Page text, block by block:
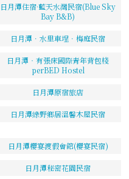
日月潭住宿·藍天水灣民宿(Blue Sky
Bay B&B)
日月潭．水里車埕．梅庭民宿
日月潭‧有張床國際青年背包棧
perBED Hostel
日月潭原宿旅店
日月潭綠野鄉居溫馨木屋民宿
日月潭櫻宴渡假會館(櫻宴民宿)
日月潭秘密花園民宿